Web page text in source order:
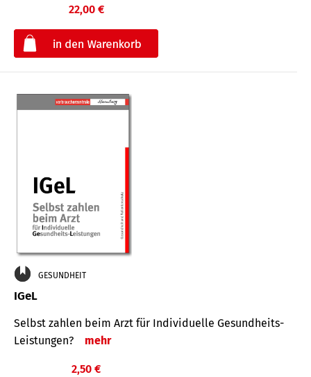
22,00 €
GESUNDHEIT
IGeL
Selbst zahlen beim Arzt für Indi­vidu­elle Gesund­heits-
Leis­tungen?
mehr
2,50 €